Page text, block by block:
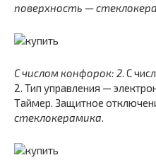
поверхность —
С числом конфорок: 2. С
2. Тип управления —
Таймер. Защитное
стеклокерамика.